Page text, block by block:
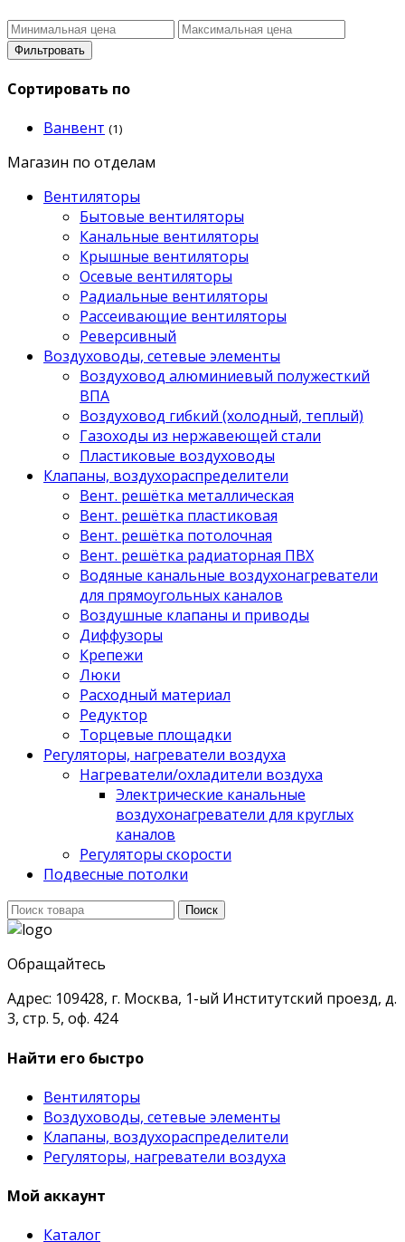
Фильтровать
Сортировать по
Ванвент (1)
Магазин по отделам
Вентиляторы
Бытовые вентиляторы
Канальные вентиляторы
Крышные вентиляторы
Осевые вентиляторы
Радиальные вентиляторы
Рассеивающие вентиляторы
Реверсивный
Воздуховоды, сетевые элементы
Воздуховод алюминиевый полужесткий
ВПА
Воздуховод гибкий (холодный, теплый)
Газоходы из нержавеющей стали
Пластиковые воздуховоды
Клапаны, воздухораспределители
Вент. решётка металлическая
Вент. решётка пластиковая
Вент. решётка потолочная
Вент. решётка радиаторная ПВХ
Водяные канальные воздухонагреватели
для прямоугольных каналов
Воздушные клапаны и приводы
Диффузоры
Крепежи
Люки
Расходный материал
Редуктор
Торцевые площадки
Регуляторы, нагреватели воздуха
Нагреватели/охладители воздуха
Электрические канальные
воздухонагреватели для круглых
каналов
Регуляторы скорости
Подвесные потолки
Поиск
для:
Поиск
Обращайтесь
Адрес: 109428, г. Москва, 1-ый Институтский проезд, д.
3, стр. 5, оф. 424
Найти его быстро
Вентиляторы
Воздуховоды, сетевые элементы
Клапаны, воздухораспределители
Регуляторы, нагреватели воздуха
Мой аккаунт
Каталог